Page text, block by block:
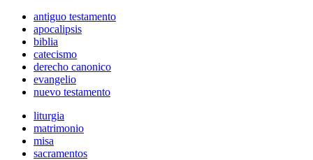
antiguo testamento
apocalipsis
biblia
catecismo
derecho canonico
evangelio
nuevo testamento
liturgia
matrimonio
misa
sacramentos